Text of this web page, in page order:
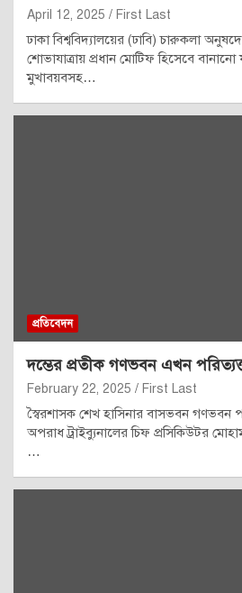
April 12, 2025 First Last
ঢাকা বিশ্ববিদ্যালয়ের (ঢাবি) চারুকলা
শোভাযাত্রায় প্রধান মোটিফ হিসেবে বানানো
মুখাবয়বসহ…
প্রতিবেদন
দম্ভের প্রতীক গণভবন এখন
February 22, 2025 First Last
স্বৈরশাসক শেখ হাসিনার বাসভবন গণভবন
অপরাধ ট্রাইব্যুনালের চিফ প্রসিকিউটর
…